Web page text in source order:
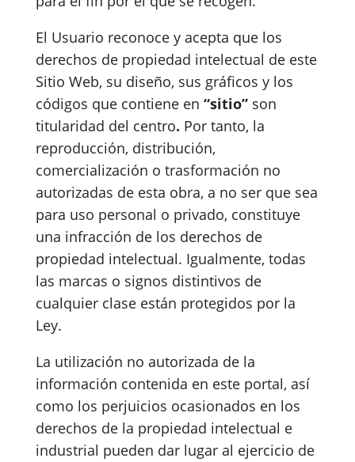
El Usuario reconoce y acepta que los
derechos de propiedad intelectual de este
Sitio Web, su diseño, sus gráficos y los
códigos que contiene en “sitio”son
titularidad del centro. Por tanto, la
reproducción, distribución,
comercialización o trasformación no
autorizadas de esta obra, a no ser que sea
para uso personal o privado, constituye
una infracción de los derechos de
propiedad intelectual. Igualmente, todas
las marcas o signos distintivos de
cualquier clase están protegidos por la
Ley.
La utilización no autorizada de la
información contenida en este portal, así
como los perjuicios ocasionados en los
derechos de la propiedad intelectual e
industrial pueden dar lugar al ejercicio de